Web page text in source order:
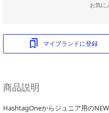
お気に
マイブランドに登録
商品説明
HashtagOneからジュニア用のNEW